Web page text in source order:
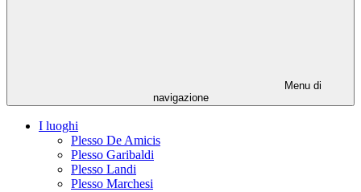
Menu di
navigazione
I luoghi
Plesso De Amicis
Plesso Garibaldi
Plesso Landi
Plesso Marchesi